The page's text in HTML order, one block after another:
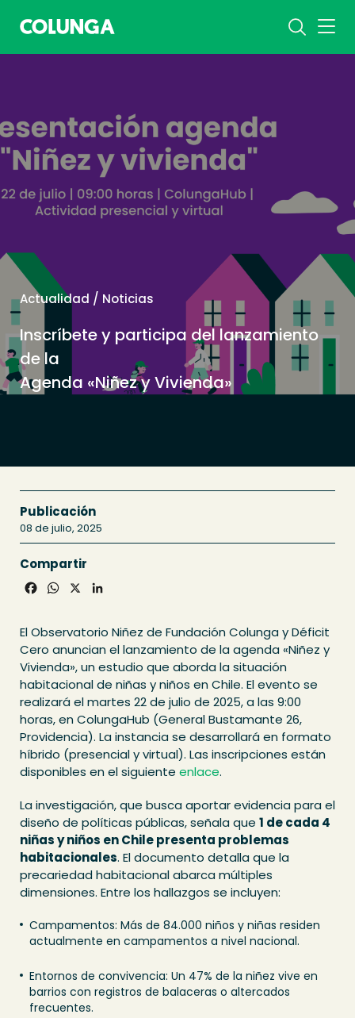
Actualidad / Noticias
Inscríbete y participa del lanzamiento
de la
Agenda «Niñez y Vivienda»
Publicación
08 de julio, 2025
Compartir
Facebook
WhatsApp
El Observatorio Niñez de Fundación Colunga y Déficit
Cero anuncian el lanzamiento de la agenda «Niñez y
Vivienda», un estudio que aborda la situación
habitacional de niñas y niños en Chile. El evento se
realizará el martes 22 de julio de 2025, a las 9:00
horas, en ColungaHub (General Bustamante 26,
Providencia). La instancia se desarrollará en formato
híbrido (presencial y virtual). Las inscripciones están
disponibles en el siguiente enlace.
La investigación, que busca aportar evidencia para el
diseño de políticas públicas, señala que 1 de cada 4
niñas y niños en Chile presenta problemas
habitacionales. El documento detalla que la
precariedad habitacional abarca múltiples
dimensiones. Entre los hallazgos se incluyen:
Campamentos: Más de 84.000 niños y niñas residen
actualmente en campamentos a nivel nacional.
Entornos de convivencia: Un 47% de la niñez vive en
barrios con registros de balaceras o altercados
frecuentes.